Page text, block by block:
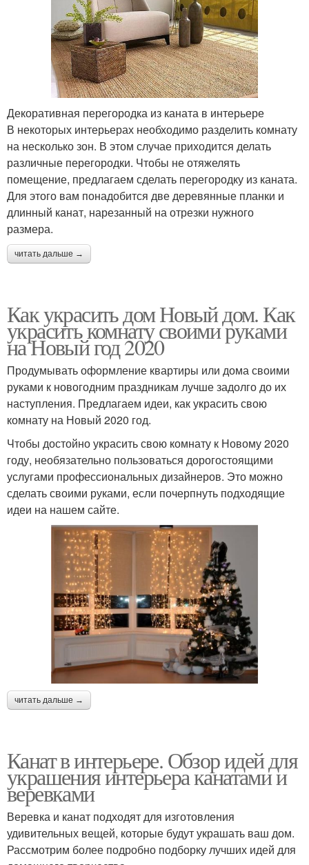
Декоративная перегородка из каната в интерьере
В некоторых интерьерах необходимо разделить комнату
на несколько зон. В этом случае приходится делать
различные перегородки. Чтобы не отяжелять
помещение, предлагаем сделать перегородку из каната.
Для этого вам понадобится две деревянные планки и
длинный канат, нарезанный на отрезки нужного
размера.
читать дальше →
Как украсить дом Новый дом. Как
украсить комнату своими руками
на Новый год 2020
Продумывать оформление квартиры или дома своими
руками к новогодним праздникам лучше задолго до их
наступления. Предлагаем идеи, как украсить свою
комнату на Новый 2020 год.
Чтобы достойно украсить свою комнату к Новому 2020
году, необязательно пользоваться дорогостоящими
услугами профессиональных дизайнеров. Это можно
сделать своими руками, если почерпнуть подходящие
идеи на нашем сайте.
читать дальше →
Канат в интерьере. Обзор идей для
украшения интерьера канатами и
веревками
Веревка и канат подходят для изготовления
удивительных вещей, которые будут украшать ваш дом.
Рассмотрим более подробно подборку лучших идей для